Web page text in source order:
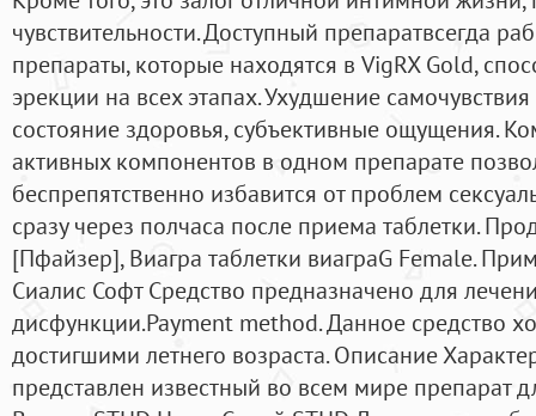
чувствительности. Доступный препаратвсегда
препараты, которые находятся в VigRX Gold,
эрекции на всех этапах. Ухудшение
состояние здоровья, субъективные ощущения.
активных компонентов в одном препарате
беспрепятственно избавится от проблем
сразу через полчаса после приема таблетки.
[Пфайзер], Виагра таблетки виаграG Female.
Сиалис Софт Средство предназначено для
дисфункции.Payment method. Данное средство
достигшими летнего возраста. Описание
представлен известный во всем мире препарат